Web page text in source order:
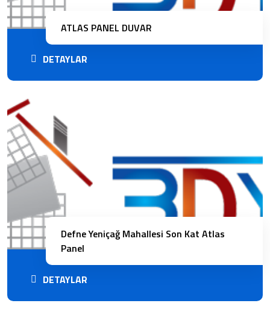
DETAYLAR
ATLAS PANEL DUVAR
DETAYLAR
Defne Yeniçağ Mahallesi Son Kat Atlas
Panel